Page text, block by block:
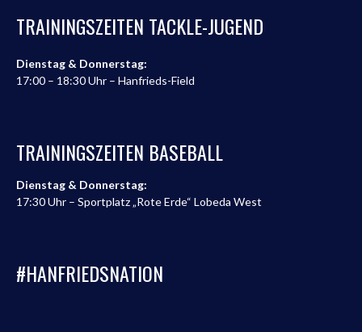
TRAININGSZEITEN TACKLE-JUGEND
Dienstag & Donnerstag:
17:00 – 18:30 Uhr – Hanfrieds-Field
TRAININGSZEITEN BASEBALL
Dienstag & Donnerstag:
17:30 Uhr – Sportplatz „Rote Erde“ Lobeda West
#HANFRIEDSNATION